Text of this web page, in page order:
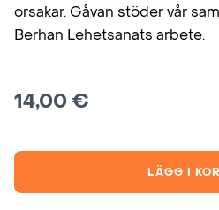
orsakar. Gåvan stöder vår
Berhan Lehetsanats arbete.
14,00€
LÄGG I